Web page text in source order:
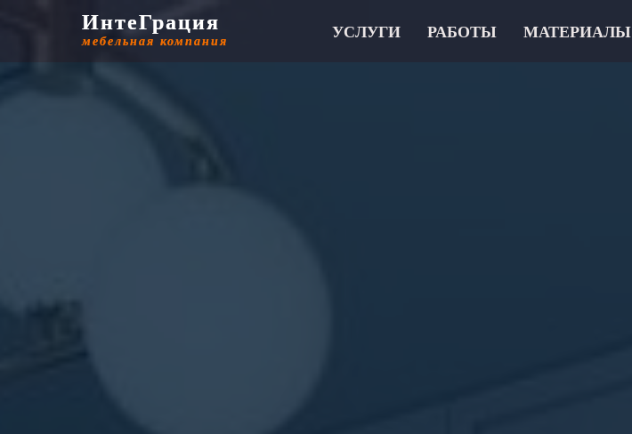
ИнтеГрация
мебельная компания УСЛУГИ РАБОТЫ МАТЕРИАЛЫ
ИнтеГрация
мебельная компания